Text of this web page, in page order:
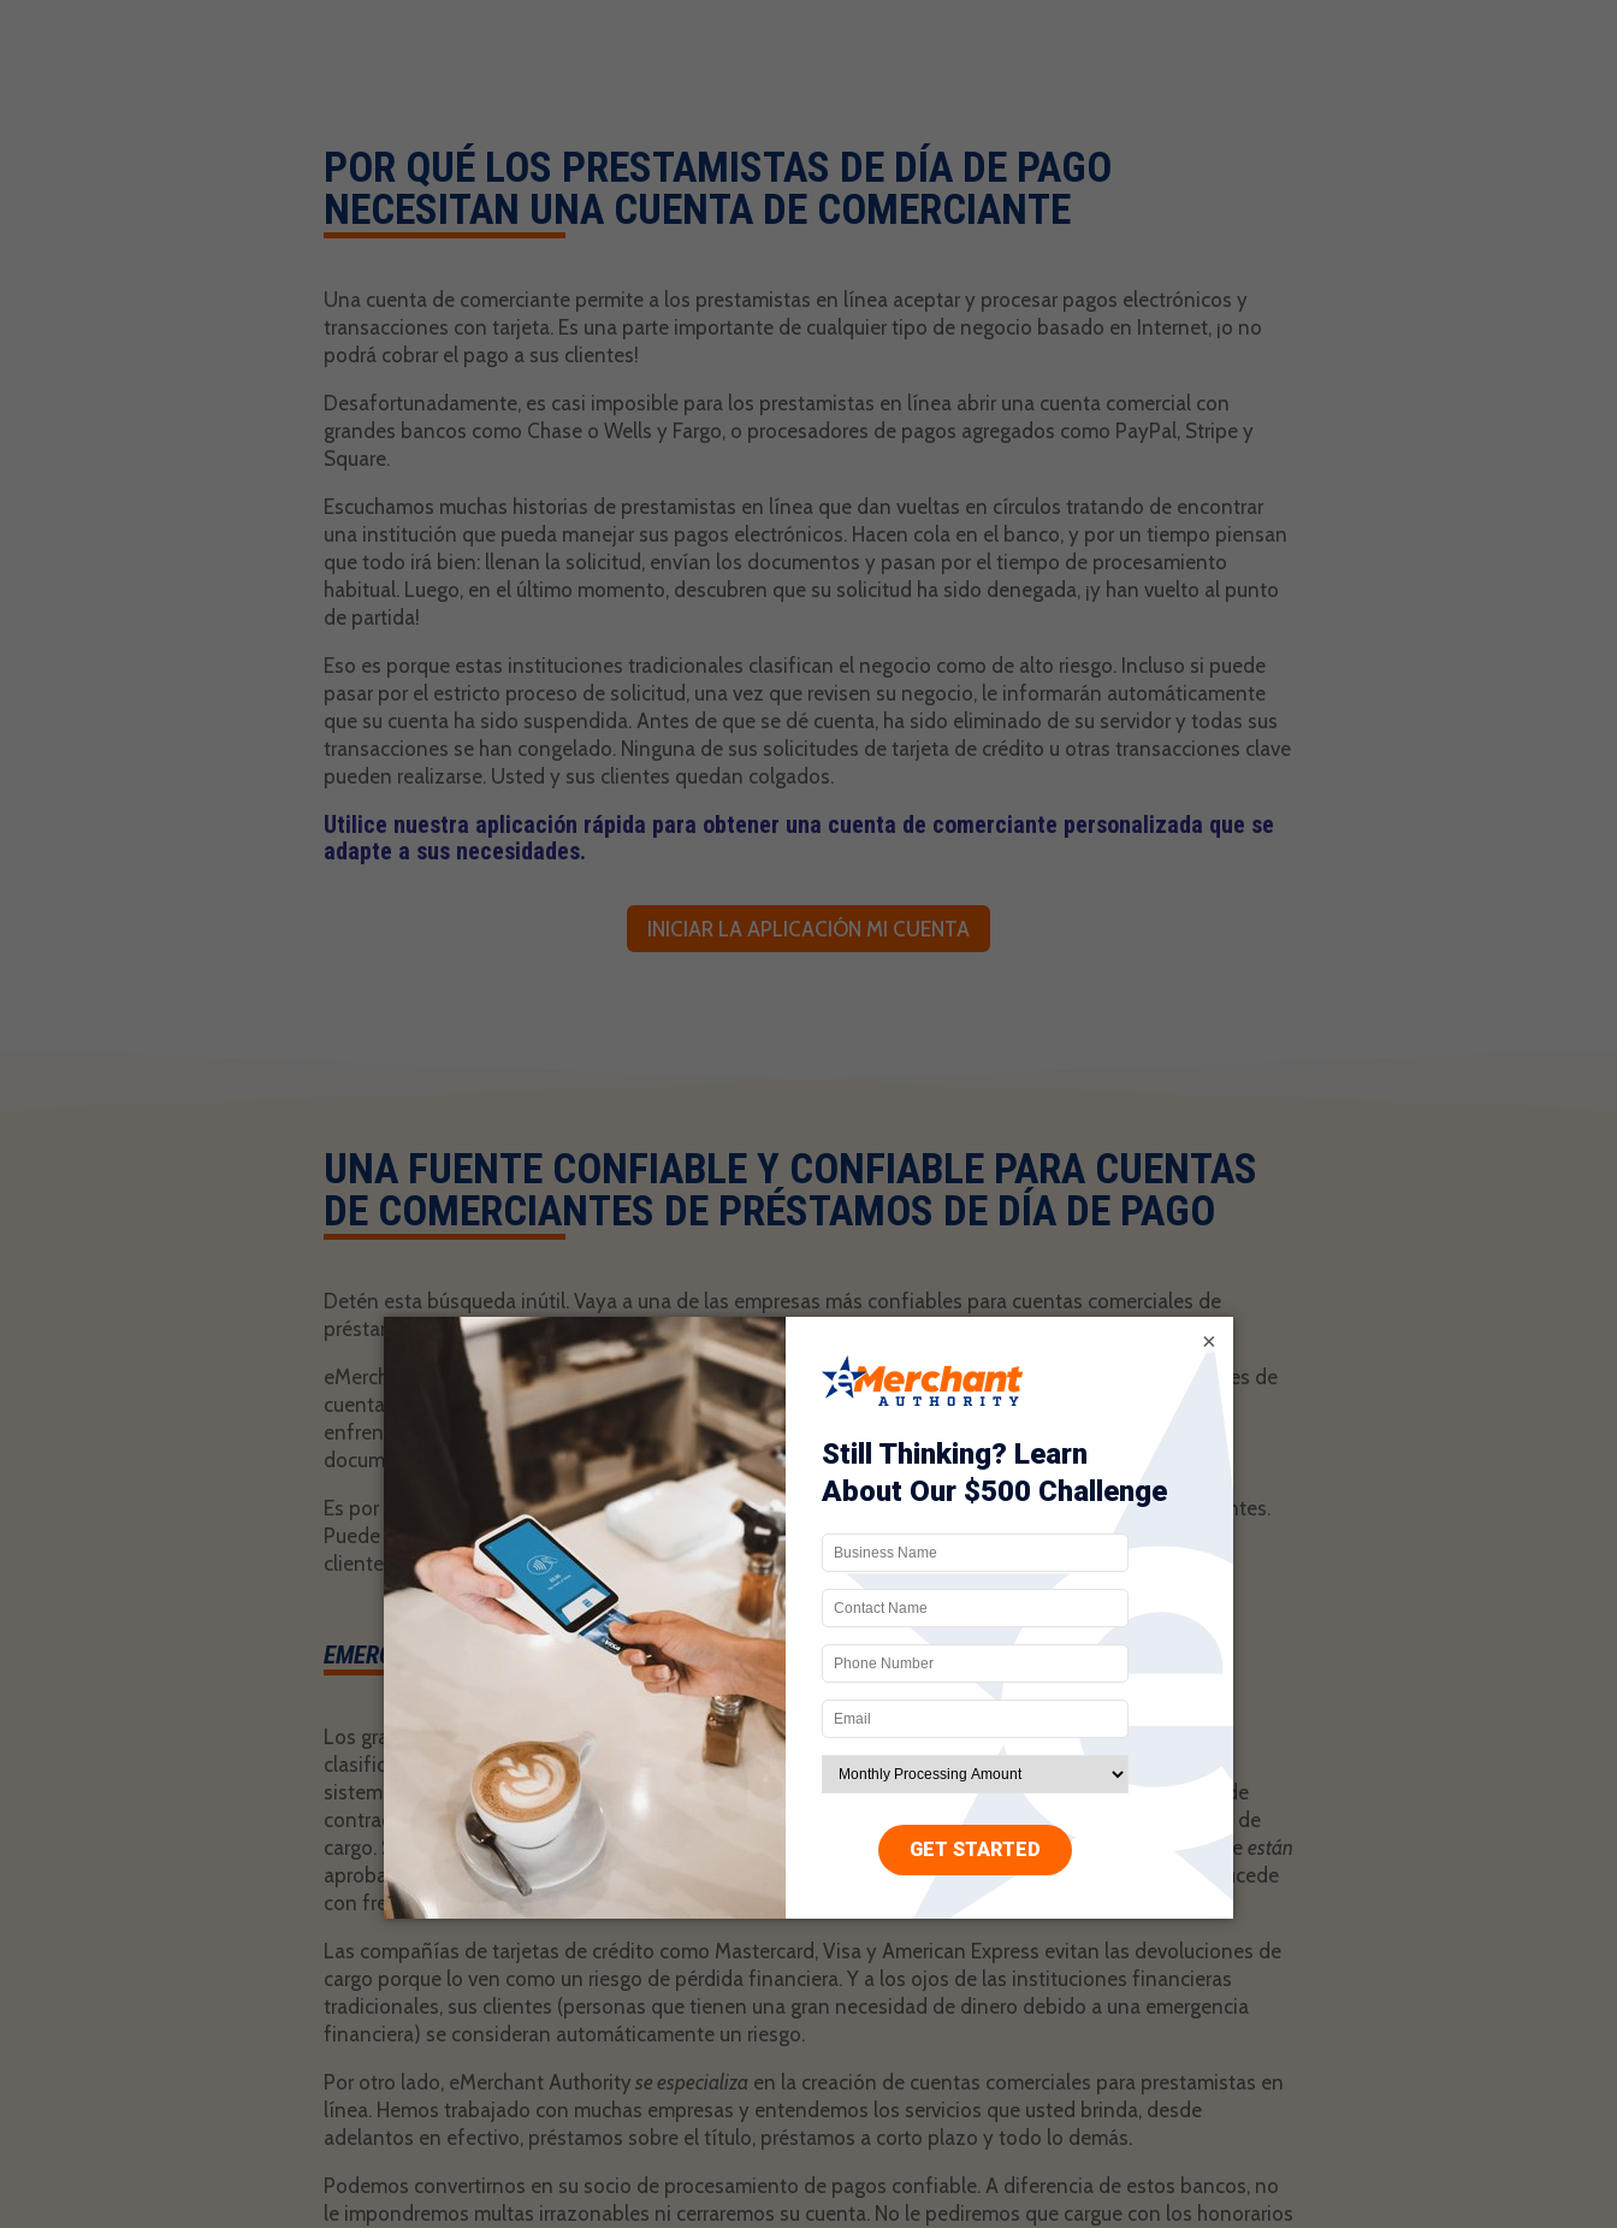
POR QUÉ LOS PRESTAMISTAS DE DÍA DE PAGO
NECESITAN UNA CUENTA DE COMERCIANTE
Una cuenta de comerciante permite a los prestamistas en línea aceptar y procesar pagos electrónicos y
transacciones con tarjeta. Es una parte importante de cualquier tipo de negocio basado en Internet, ¡o no
podrá cobrar el pago a sus clientes!
Desafortunadamente, es casi imposible para los prestamistas en línea abrir una cuenta comercial con
grandes bancos como Chase o Wells y Fargo, o procesadores de pagos agregados como PayPal, Stripe y
Square.
Escuchamos muchas historias de prestamistas en línea que dan vueltas en círculos tratando de encontrar
una institución que pueda manejar sus pagos electrónicos. Hacen cola en el banco, y por un tiempo piensan
que todo irá bien: llenan la solicitud, envían los documentos y pasan por el tiempo de procesamiento
habitual. Luego, en el último momento, descubren que su solicitud ha sido denegada, ¡y han vuelto al punto
de partida!
Eso es porque estas instituciones tradicionales clasifican el negocio como de alto riesgo. Incluso si puede
pasar por el estricto proceso de solicitud, una vez que revisen su negocio, le informarán automáticamente
que su cuenta ha sido suspendida. Antes de que se dé cuenta, ha sido eliminado de su servidor y todas sus
transacciones se han congelado. Ninguna de sus solicitudes de tarjeta de crédito u otras transacciones clave
pueden realizarse. Usted y sus clientes quedan colgados.
Utilice nuestra aplicación rápida para obtener una cuenta de comerciante personalizada que se
adapte a sus necesidades.
INICIAR LA APLICACIÓN MI CUENTA
UNA FUENTE CONFIABLE Y CONFIABLE PARA CUENTAS
DE COMERCIANTES DE PRÉSTAMOS DE DÍA DE PAGO
Detén esta búsqueda inútil. Vaya a una de las empresas más confiables para cuentas comerciales de
préstamos de día de pago: eMerchant Authority.
eMerchant Authority ha brindado a los prestamistas de día de pago servicios completos y convenientes de
cuentas de comerciantes. Entendemos las necesidades de la industria y los desafíos a los que se ha
enfrentado. Sabemos que está cansado de la burocracia y el proceso circular de recopilación de
documentos y firmas, y se alegrará de no tener que volver a entrar en un banco nunca más.
Es por eso que hemos simplificado nuestro proceso de solicitud para minimizar retrasos e inconvenientes.
Puede contar con nuestra experiencia en la industria, una amplia selección de servicios y un servicio al
cliente amigable, ¡y obtener su cuenta de comerciante de préstamos de día de pago lo antes posible!
EMERCHANT AUTHORITY FRENTE A LOS BANCOS TRADICIONALES
Los grandes bancos e instituciones no comprenden la industria de los préstamos en línea, por lo que
clasifican su negocio como de alto riesgo. Incluso si usted es una empresa establecida y rentable, sus
sistemas están diseñados para marcar un número excesivo de contracargos (también llamado índice de
contracargos). Incluso impondrán una multa a una cuenta o factura que supere el 2% en devoluciones de
cargo. Sin embargo, esto es un hecho típico en los préstamos de día de pago, por lo que es posible que están
aprobado, te costará mucho. Y como dijimos anteriormente, una vez que se den cuenta de que esto sucede
con frecuencia, su cuenta se cerrará sin previo aviso y paralizará su negocio.
Las compañías de tarjetas de crédito como Mastercard, Visa y American Express evitan las devoluciones de
cargo porque lo ven como un riesgo de pérdida financiera. Y a los ojos de las instituciones financieras
tradicionales, sus clientes (personas que tienen una gran necesidad de dinero debido a una emergencia
financiera) se consideran automáticamente un riesgo.
Por otro lado, eMerchant Authority se especializa en la creación de cuentas comerciales para prestamistas en
línea. Hemos trabajado con muchas empresas y entendemos los servicios que usted brinda, desde
adelantos en efectivo, préstamos sobre el título, préstamos a corto plazo y todo lo demás.
Podemos convertirnos en su socio de procesamiento de pagos confiable. A diferencia de estos bancos, no
le impondremos multas irrazonables ni cerraremos su cuenta. No le pediremos que cargue con los honorarios
×